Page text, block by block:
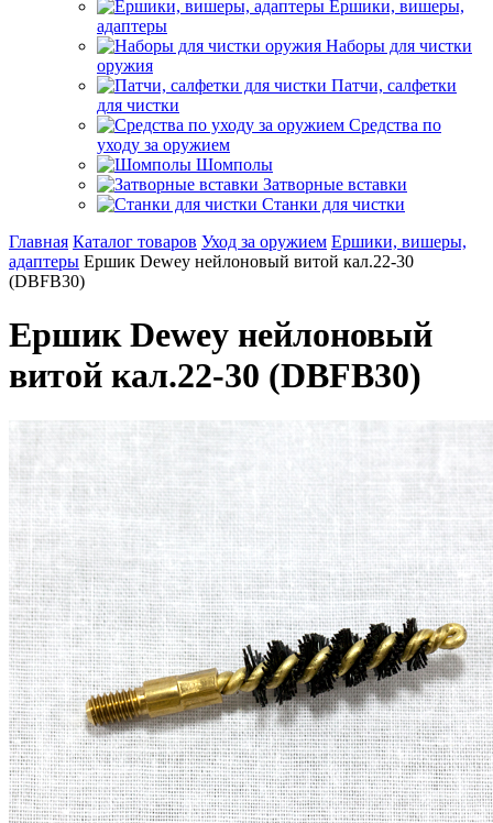
Ершики, вишеры,
адаптеры
Наборы для чистки
оружия
Патчи, салфетки
для чистки
Средства по
уходу за оружием
Шомполы
Затворные вставки
Станки для чистки
Главная Каталог товаров Уход за оружием Ершики, вишеры,
адаптеры Ершик Dewey нейлоновый витой кал.22-30
(DBFB30)
Ершик Dewey нейлоновый
витой кал.22-30 (DBFB30)